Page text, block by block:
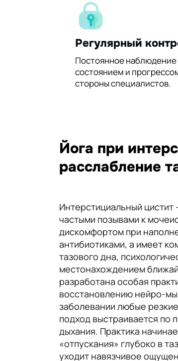
Регулярный
Постоянное наблюдение
состоянием и
стороны специалистов.
Йога при
расслабление
Интерстициальный
частыми позывами к
дискомфортом при
антибиотиками, а имеет
тазового дна,
местонахождением
разработана особая
восстановлению нейро-
заболевании любые
подход выстраивается
дыхания. Практика
«отпускания» глубоко в
уходит навязчивое